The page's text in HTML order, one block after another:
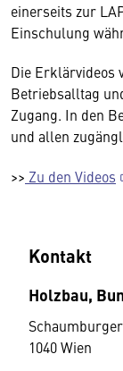
einerseits zur
Einschulung
Die Erklärvideos
Betriebsalltag
Zugang. In den
und allen
>> Zu den Videos
Kontakt
Holzbau,
1040 Wien